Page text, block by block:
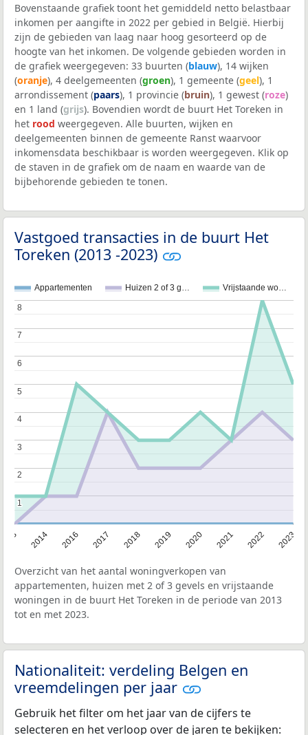
Bovenstaande grafiek toont het gemiddeld netto belastbaar
inkomen per aangifte in 2022 per gebied in België. Hierbij
zijn de gebieden van laag naar hoog gesorteerd op de
hoogte van het inkomen. De volgende gebieden worden in
de grafiek weergegeven: 33 buurten (blauw), 14 wijken
(oranje), 4 deelgemeenten (groen), 1 gemeente (geel), 1
arrondissement (paars), 1 provincie (bruin), 1 gewest (roze)
en 1 land (grijs). Bovendien wordt de buurt Het Toreken in
het rood weergegeven. Alle buurten, wijken en
deelgemeenten binnen de gemeente Ranst waarvoor
inkomensdata beschikbaar is worden weergegeven. Klik op
de staven in de grafiek om de naam en waarde van de
bijbehorende gebieden te tonen.
Vastgoed transacties in de buurt Het
Toreken (2013 -2023)
Appartementen Huizen 2 of 3 g… Vrijstaande wo…
2014 2016 2017 2018 2019 2020 2021 2022 2023
1
1
2
2
3
3
4
4
5
5
6
6
7
7
8
8
Overzicht van het aantal woningverkopen van
appartementen, huizen met 2 of 3 gevels en vrijstaande
woningen in de buurt Het Toreken in de periode van 2013
tot en met 2023.
Nationaliteit: verdeling Belgen en
vreemdelingen per jaar
Gebruik het filter om het jaar van de cijfers te
selecteren en het verloop over de jaren te bekijken: